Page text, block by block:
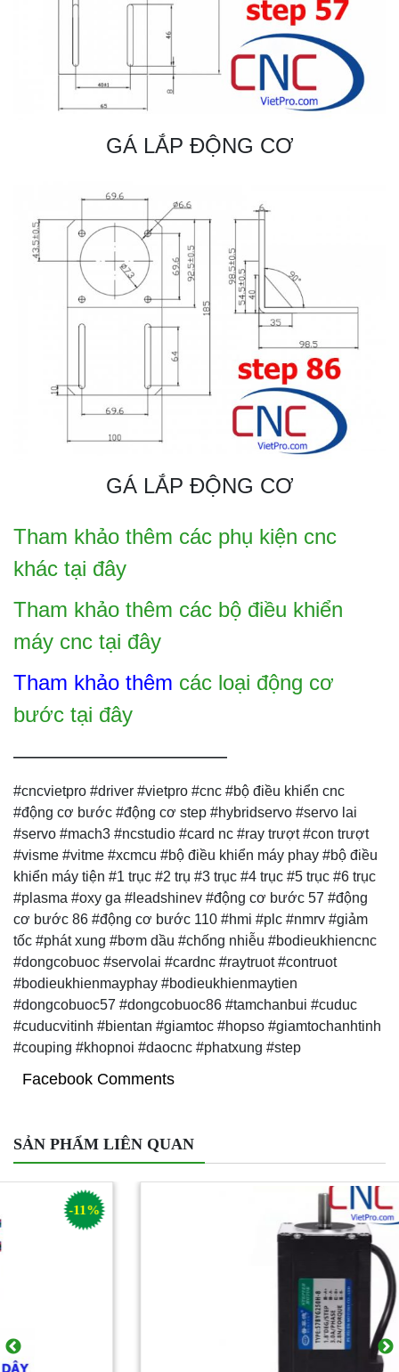
GÁ LẮP ĐỘNG CƠ
GÁ LẮP ĐỘNG CƠ
Tham khảo thêm các phụ kiện cnc
khác tại đây
Tham khảo thêm các bộ điều khiển
máy cnc tại đây
Tham khảo thêm các loại động cơ
bước tại đây
——————————
#cncvietpro #driver #vietpro #cnc #bộ điều khiển cnc
#động cơ bước #động cơ step #hybridservo #servo lai
#servo #mach3 #ncstudio #card nc #ray trượt #con trượt
#visme #vitme #xcmcu #bộ điều khiển máy phay #bộ điều
khiển máy tiện #1 trục #2 trụ #3 trục #4 trục #5 trục #6 trục
#plasma #oxy ga #leadshinev #động cơ bước 57 #động
cơ bước 86 #động cơ bước 110 #hmi #plc #nmrv #giảm
tốc #phát xung #bơm dầu #chống nhiễu #bodieukhiencnc
#dongcobuoc #servolai #cardnc #raytruot #contruot
#bodieukhienmayphay #bodieukhienmaytien
#dongcobuoc57 #dongcobuoc86 #tamchanbui #cuduc
#cuducvitinh #bientan #giamtoc #hopso #giamtochanhtinh
#couping #khopnoi #daocnc #phatxung #step
Facebook Comments
SẢN PHẨM LIÊN QUAN
-3%